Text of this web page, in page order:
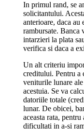
In primul rand, se
solicitantului.
anterioare, daca au
rambursate. Banca
intarzieri la plata
verifica si daca a
Un alt criteriu
creditului. Pentru a
veniturile lunare
acestuia. Se va
datoriile totale
lunar. De obicei,
aceasta rata,
dificultati in a-si